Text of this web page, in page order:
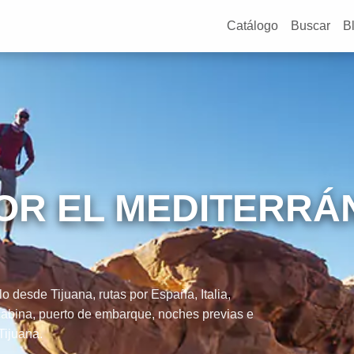
Catálogo Buscar
EL
desde Tijuana, rutas por España, Italia,
puerto de embarque, noches previas e